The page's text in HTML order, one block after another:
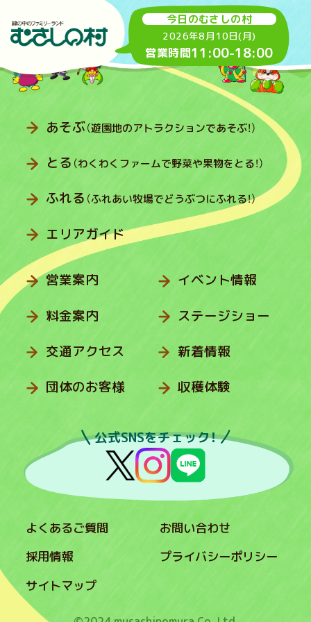
今日のむさしの村
2026年8月10日(月)
営業時間11:00-18:00
あそぶ（遊園地のアトラクションであそぶ！）
とる （わくわくファームで野菜や果物をとる！）
ふれる （ふれあい牧場でどうぶつにふれる！）
エリアガイド
営業案内
料金案内
交通アクセス
団体のお客様
イベント情報
ステージショー
新着情報
収穫体験
公式SNSをチェック！
よくあるご質問
お問い合わせ
採用情報
プライバシーポリシー
サイトマップ